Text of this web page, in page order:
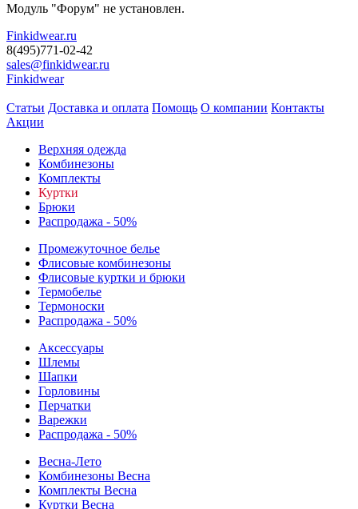
Модуль "Форум" не установлен.
Finkidwear.ru
8(495)771-02-42
sales@finkidwear.ru
Finkidwear
Статьи Доставка и оплата Помощь О компании Контакты
Акции
Верхняя одежда
Комбинезоны
Комплекты
Куртки
Брюки
Распродажа - 50%
Промежуточное белье
Флисовые комбинезоны
Флисовые куртки и брюки
Термобелье
Термоноски
Распродажа - 50%
Аксессуары
Шлемы
Шапки
Горловины
Перчатки
Варежки
Распродажа - 50%
Весна-Лето
Комбинезоны Весна
Комплекты Весна
Куртки Весна